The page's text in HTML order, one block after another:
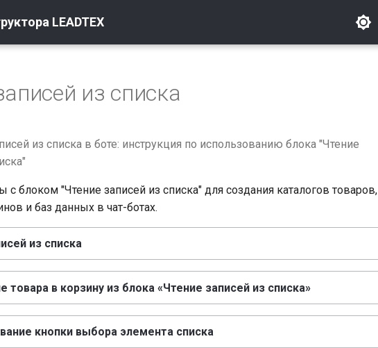
LEADTEX
из списка
из списка в боте: инструкция по использованию блока "Чтение
с блоком "Чтение записей из списка" для создания каталогов товаров,
и баз данных в чат-ботах.
из списка
товара в корзину из блока «Чтение записей из списка»
кнопки выбора элемента списка